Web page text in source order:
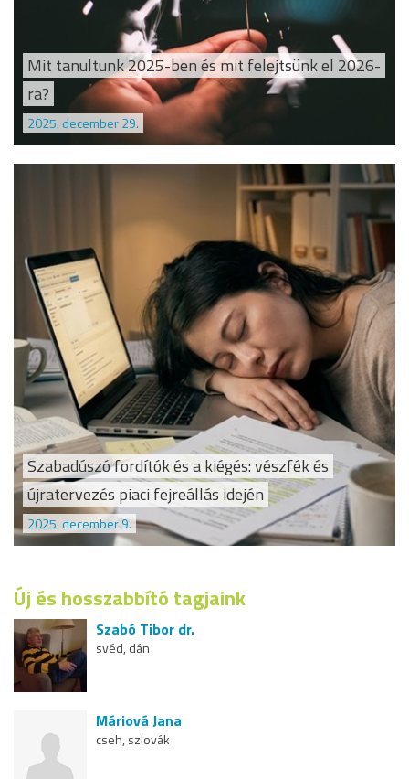
Mit tanultunk 2025-ben és mit felejtsünk el 2026-
ra?
2025. december 29.
Szabadúszó fordítók és a kiégés: vészfék és
újratervezés piaci fejreállás idején
2025. december 9.
Új és hosszabbító tagjaink
Szabó Tibor dr.
svéd, dán
Máriová Jana
cseh, szlovák